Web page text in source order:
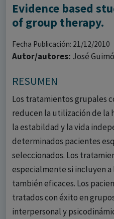
Evidence based
of group therapy.
Fecha Publicación: 21/12/2010
Autor/autores: José
RESUMEN
Los tratamientos grupales
reducen la utilización de la
la estabildad y la vida
determinados pacientes
seleccionados. Los
especialmente si incluyen
también eficaces. Los
tratados con éxito en
interpersonal y